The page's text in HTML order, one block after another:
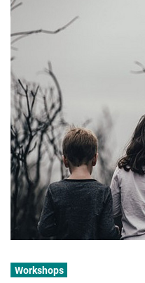
Workshops